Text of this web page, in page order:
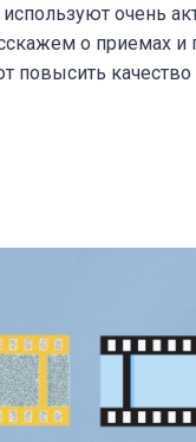
очень
о приемах и
повысить качество